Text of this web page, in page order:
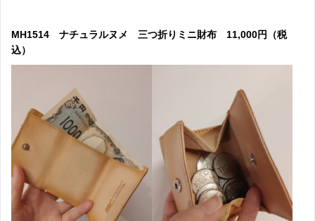
MH1514 ナチュラルヌメ 三つ折りミニ財布 11,000円（税
込）